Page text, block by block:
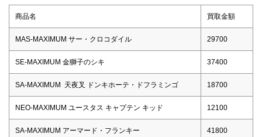
商品名 買取金額
MAS-MAXIMUM サー・クロコダイル 29700
SE-MAXIMUM 金獅子のシキ 37400
SA-MAXIMUM 天夜叉 ドンキホーテ・ドフラミンゴ 18700
NEO-MAXIMUM ユースタス キャプテン キッド 12100
SA-MAXIMUM アーマード・フランキー 41800